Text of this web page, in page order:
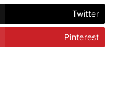
Twitter
Pinterest